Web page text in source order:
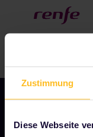
Zustimmung
Diese Webseite